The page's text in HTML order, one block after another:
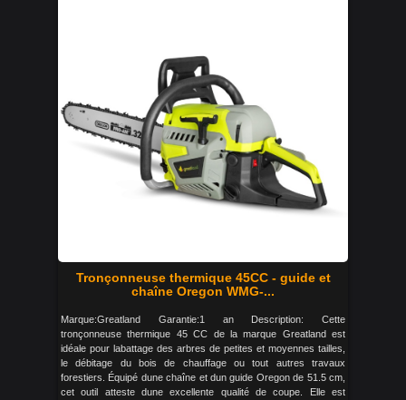
Tronçonneuse thermique 45CC - guide et
chaîne Oregon WMG-...
Marque:Greatland Garantie:1 an Description: Cette
tronçonneuse thermique 45 CC de la marque Greatland est
idéale pour labattage des arbres de petites et moyennes tailles,
le débitage du bois de chauffage ou tout autres travaux
forestiers. Équipé dune chaîne et dun guide Oregon de 51.5 cm,
cet outil atteste dune excellente qualité de coupe. Elle est